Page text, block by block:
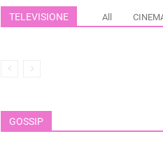
TELEVISIONE All
GOSSIP